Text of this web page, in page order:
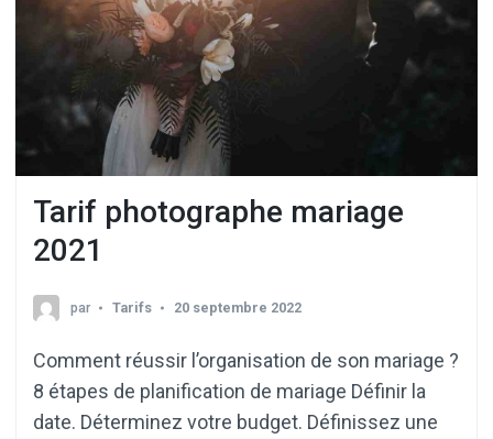
Tarif photographe mariage
2021
par Tarifs 20 septembre 2022
Comment réussir l’organisation de son mariage ?
8 étapes de planification de mariage Définir la
date. Déterminez votre budget. Définissez une